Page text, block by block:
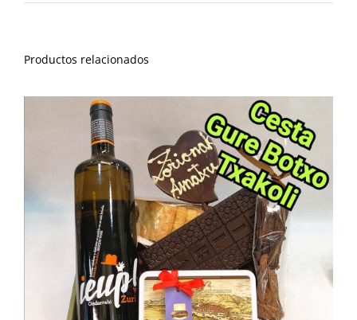
Productos relacionados